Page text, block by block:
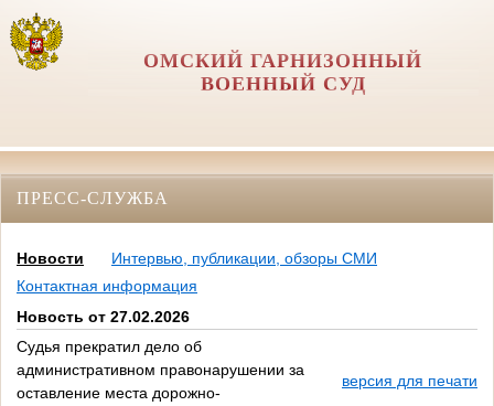
ОМСКИЙ ГАРНИЗОННЫЙ
ВОЕННЫЙ СУД
ПРЕСС-СЛУЖБА
Новости
Интервью, публикации, обзоры СМИ
Контактная информация
Новость от 27.02.2026
Судья прекратил дело об
административном правонарушении за
оставление места дорожно-
версия для печати